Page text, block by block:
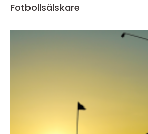
Fotbollsälskare